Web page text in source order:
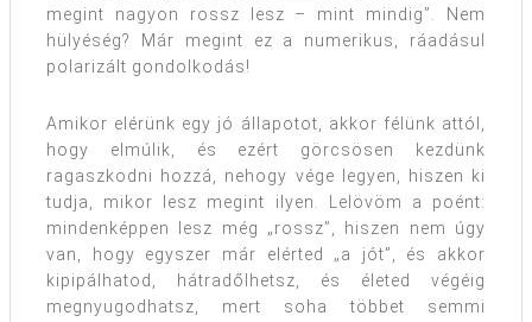
megint nagyon rossz lesz – mint mindig”. Nem
hülyéség? Már megint ez a numerikus, ráadásul
polarizált gondolkodás!
Amikor elérünk egy jó állapotot, akkor félünk attól,
hogy elmúlik, és ezért görcsösen kezdünk
ragaszkodni hozzá, nehogy vége legyen, hiszen ki
tudja, mikor lesz megint ilyen. Lelövöm a poént:
mindenképpen lesz még „rossz”, hiszen nem úgy
van, hogy egyszer már elérted „a jót”, és akkor
kipipálhatod, hátradőlhetsz, és életed végéig
megnyugodhatsz, mert soha többet semmi